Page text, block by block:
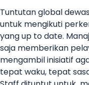
Tuntutan global
untuk mengikuti
yang up to date.
saja memberikan
mengambil inisiatif
tepat waku, tepat